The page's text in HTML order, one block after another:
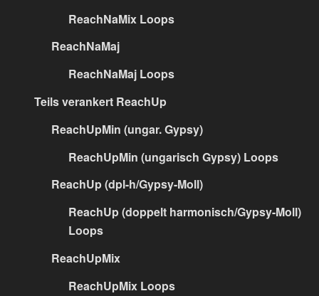
ReachNaMix Loops
ReachNaMaj
ReachNaMaj Loops
Teils verankert ReachUp
ReachUpMin (ungar. Gypsy)
ReachUpMin (ungarisch Gypsy) Loops
ReachUp (dpl-h/Gypsy-Moll)
ReachUp (doppelt harmonisch/Gypsy-Moll)
Loops
ReachUpMix
ReachUpMix Loops